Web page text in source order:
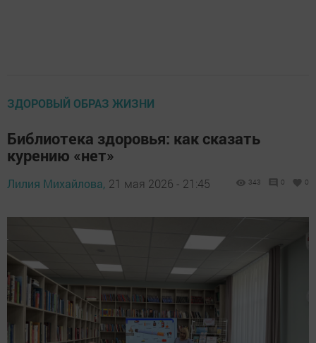
ЗДОРОВЫЙ ОБРАЗ ЖИЗНИ
Библиотека здоровья: как сказать
курению «нет»
Лилия Михайлова, 21 мая 2026 - 21:45 343 0 0